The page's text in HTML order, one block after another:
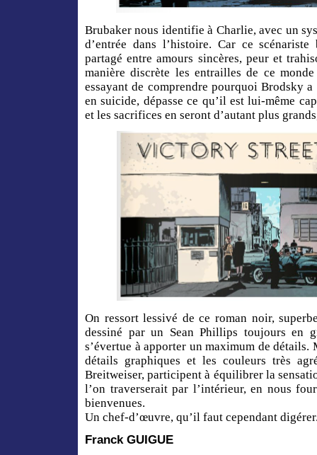
Brubaker nous identifie à Charlie, avec un
d’entrée dans l’histoire. Car ce
partagé entre amours sincères, peur et
manière discrète les entrailles de ce
essayant de comprendre pourquoi Brodsky
en suicide, dépasse ce qu’il est lui-même
et les sacrifices en seront d’autant plus
On ressort lessivé de ce roman noir,
dessiné par un Sean Phillips toujours en
s’évertue à apporter un maximum de
détails graphiques et les couleurs très
Breitweiser, participent à équilibrer la
l’on traverserait par l’intérieur, en nous
bienvenues.
Un chef-d’œuvre, qu’il faut cependant
Franck GUIGUE